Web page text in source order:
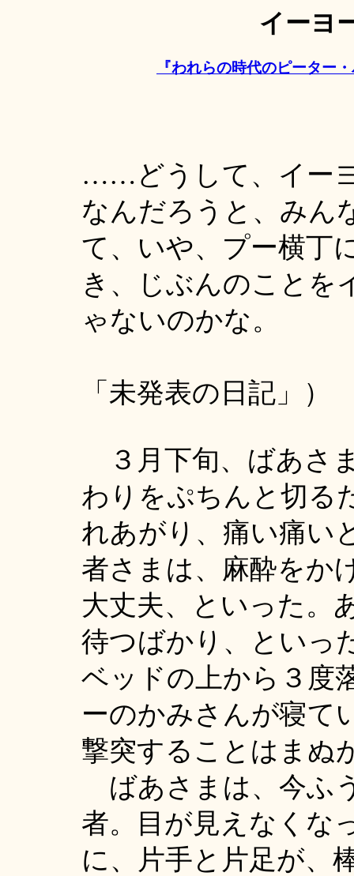
イーヨ
『われらの時代のピータ
……どうして、イー
なんだろうと、みん
て、いや、プー横丁
き、じぶんのことを
ゃないのかな。
「未発表の日記」）
３月下旬、ばあさ
わりをぷちんと切る
れあがり、痛い痛い
者さまは、麻酔をか
大丈夫、といった。
待つばかり、といっ
ベッドの上から３度
ーのかみさんが寝て
撃突することはまぬ
ばあさまは、今ふ
者。目が見えなくな
に、片手と片足が、